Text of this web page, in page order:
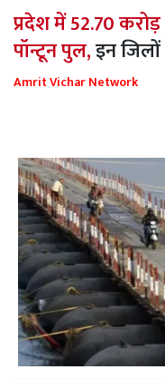
प्रदेश में 52.70
पॉन्टून पुल,इन
Amrit Vichar Network